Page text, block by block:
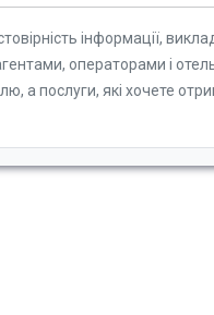
інформації,
операторами і
а послуги, які хочете